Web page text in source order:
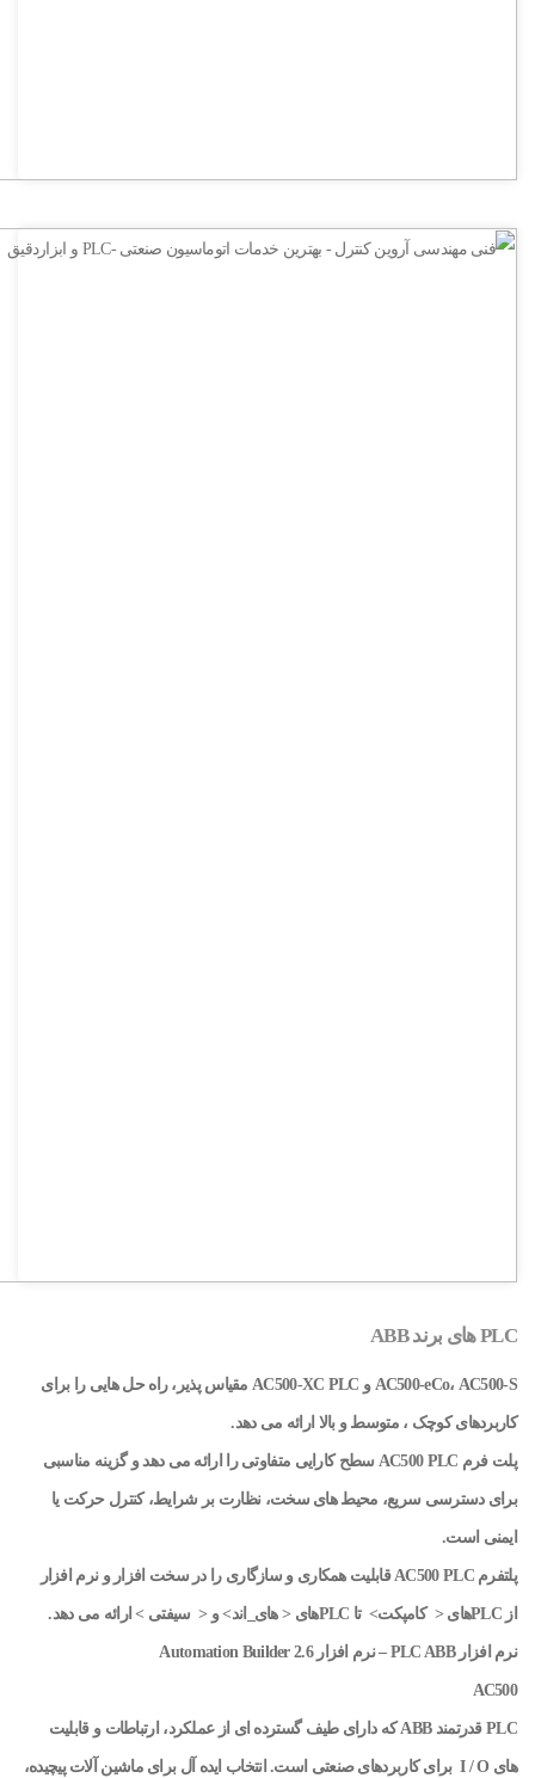
PLC های برند ABB
AC500-eCo، AC500-S و AC500-XC PLC مقیاس پذیر، راه حل هایی را برای
کاربردهای کوچک ، متوسط ​​و بالا ارائه می دهد.
پلت فرم AC500 PLC سطح کارایی متفاوتی را ارائه می دهد و گزینه مناسبی
برای دسترسی سریع، محیط های سخت، نظارت بر شرایط، کنترل حرکت یا
ایمنی است.
پلتفرم AC500 PLC قابلیت همکاری و سازگاری را در سخت افزار و نرم افزار
از PLCهای < کامپکت> تا PLCهای < های_اند> و < سیفتی > ارائه می دهد.
نرم افزار PLC ABB – نرم افزار Automation Builder 2.6
AC500
PLC قدرتمند ABB که دارای طیف گسترده ای از عملکرد، ارتباطات و قابلیت
های I / O برای کاربردهای صنعتی است. انتخاب ایده آل برای ماشین آلات پیچیده،